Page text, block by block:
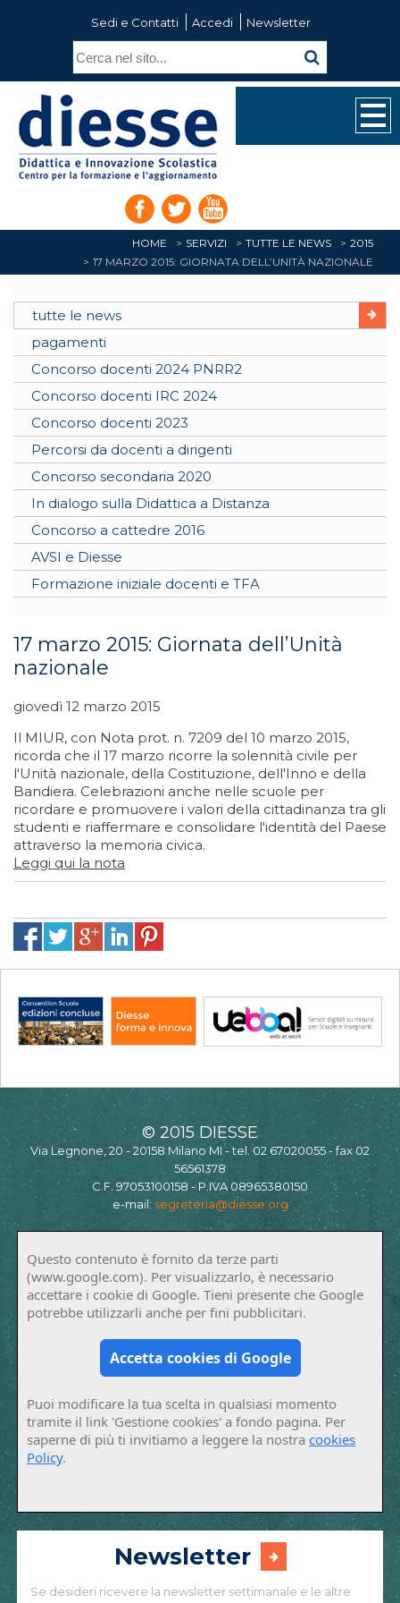
Sedi e Contatti Accedi Newsletter
HOME SERVIZI TUTTE LE NEWS
2015
17 MARZO 2015: GIORNATA DELL’UNITÀ NAZIONALE
tutte le news
pagamenti
Concorso docenti 2024 PNRR2
Concorso docenti IRC 2024
Concorso docenti 2023
Percorsi da docenti a dirigenti
Concorso secondaria 2020
In dialogo sulla Didattica a Distanza
Concorso a cattedre 2016
AVSI e Diesse
Formazione iniziale docenti e TFA
17 marzo 2015: Giornata dell’Unità
nazionale
giovedì 12 marzo 2015
Il MIUR, con Nota prot. n. 7209 del 10 marzo 2015,
ricorda che il 17 marzo ricorre la solennità civile per
l'Unità nazionale, della Costituzione, dell'Inno e della
Bandiera. Celebrazioni anche nelle scuole per
ricordare e promuovere i valori della cittadinanza tra gli
studenti e riaffermare e consolidare l'identità del Paese
attraverso la memoria civica.
Leggi qui la nota
© 2015 DIESSE
Via Legnone, 20 - 20158 Milano MI - tel. 02 67020055 - fax 02
56561378
C.F. 97053100158 - P.IVA 08965380150
e-mail: segreteria@diesse.org
Questo contenuto è fornito da terze parti
(www.google.com). Per visualizzarlo, è necessario
accettare i cookie di Google. Tieni presente che Google
potrebbe utilizzarli anche per fini pubblicitari.
Accetta cookies di Google
Puoi modificare la tua scelta in qualsiasi momento
tramite il link 'Gestione cookies' a fondo pagina. Per
saperne di più ti invitiamo a leggere la nostracookies
Policy.
Newsletter
Se desideri ricevere la newsletter settimanale e le altre